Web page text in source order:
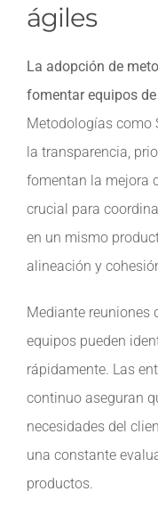
ágiles
La adopción de
fomentar equipos
Metodologías como
la transparencia,
fomentan la mejora
crucial para
en un mismo
alineación y
Mediante reuniones
equipos pueden
rápidamente. Las
continuo aseguran
necesidades del
una constante
productos.